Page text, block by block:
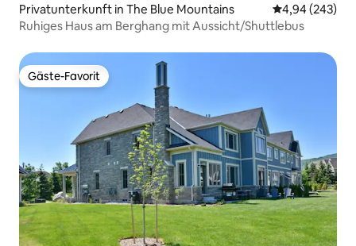
Privatunterkunft in The Blue Mountains
4,94 (243)
Ruhiges Haus am Berghang mit Aussicht/Shuttlebus
Gäste-Favorit
Gäste-Favorit